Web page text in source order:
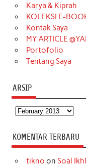
k
a
m
Karya & Kiprah
KOLEKSI E-
Kontak Saya
MY ARTICLE
Portofolio
Tentang Saya
ARSIP
Arsip
KOMENTAR TERBARU
tikno on Soal